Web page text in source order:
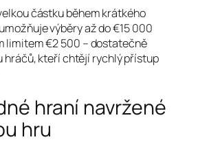
částku během krátkého
výběry až do €15 000
limitem €2 500 – dostatečně
hráčů, kteří chtějí rychlý přístup
hraní navržené
hru